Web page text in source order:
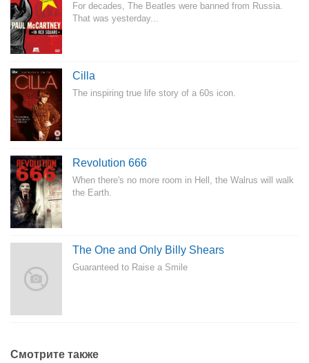
For decades, The Beatles were banned from Russia.
That was yesterday...
Cilla
The inspiring true life story of a 60s icon.
Revolution 666
When there's no more room in Hell, the Walrus will walk
the Earth.
The One and Only Billy Shears
Guaranteed to Raise a Smile
Смотрите также